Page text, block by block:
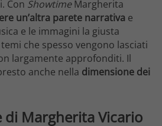
Con ShowtimeMargherita
un’altra parete narrativa e
e le immagini la giusta
che spesso vengono lasciati
largamente approfonditi. Il
anche nella dimensione dei
Margherita Vicario